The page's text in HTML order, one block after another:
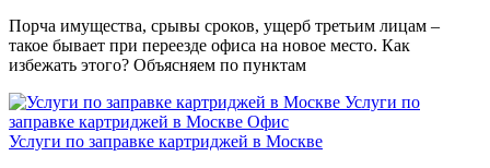
Порча имущества, срывы сроков, ущерб третьим лицам –
такое бывает при переезде офиса на новое место. Как
избежать этого? Объясняем по пунктам
Услуги по
заправке картриджей в Москве Офис
Услуги по заправке картриджей в Москве